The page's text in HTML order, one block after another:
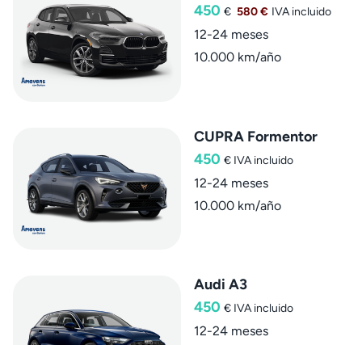
450 € 580 € IVA incluido
12-24 meses
10.000 km/año
CUPRA Formentor
450 € IVA incluido
12-24 meses
10.000 km/año
Audi A3
450 € IVA incluido
12-24 meses